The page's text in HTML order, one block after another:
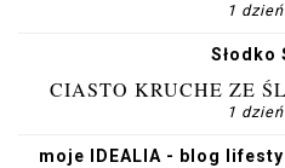
1
Słodko
CIASTO KRUCHE ZE
1
moje IDEALIA - blog